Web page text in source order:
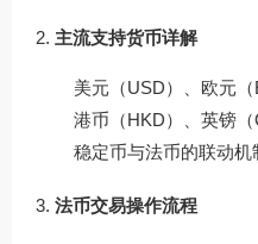
主流支持货币详解
美元（USD）、欧元（
港币（HKD）、英镑
稳定币与法币的联动机
法币交易操作流程